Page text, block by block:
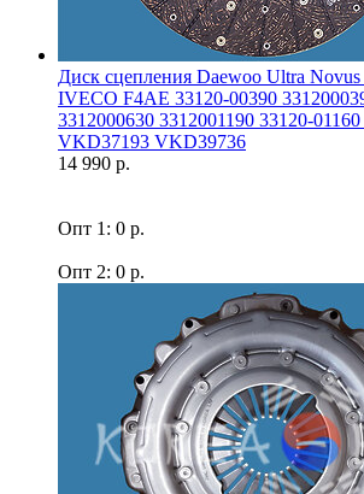
Диск сцепления Daewoo Ultra
IVECO F4AE 33120-00390
3312000630 3312001190 33120-
VKD37193 VKD39736
14 990 р.
Опт 1: 0 р.
Опт 2: 0 р.